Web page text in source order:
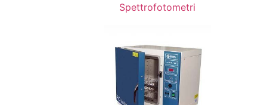
Spettrofotometri